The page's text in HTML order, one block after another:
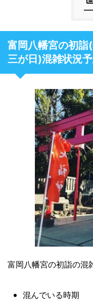
富岡八幡宮の初詣
三が日)混雑状況
富岡八幡宮の初詣の混
混んでいる時期